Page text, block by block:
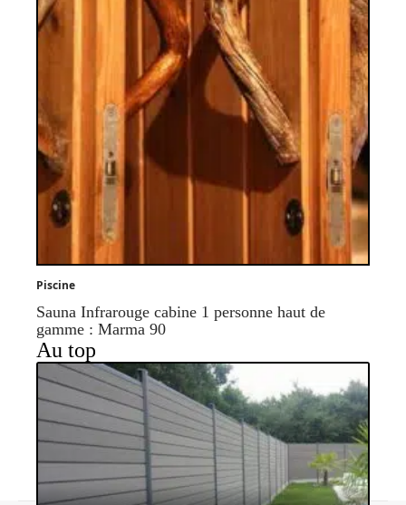
Piscine
Sauna Infrarouge cabine 1 personne haut de
gamme : Marma 90
Au top